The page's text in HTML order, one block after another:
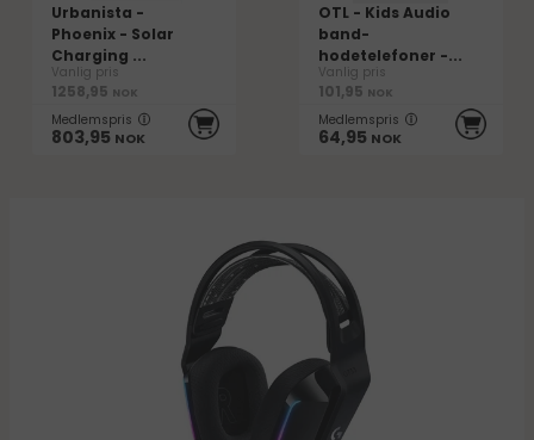
Urbanista -
Phoenix - Solar
Charging ...
Vanlig pris
1258,95 NOK
Medlemspris
803,95 NOK
OTL - Kids Audio
band-
hodetelefoner -...
Vanlig pris
101,95 NOK
Medlemspris
64,95 NOK